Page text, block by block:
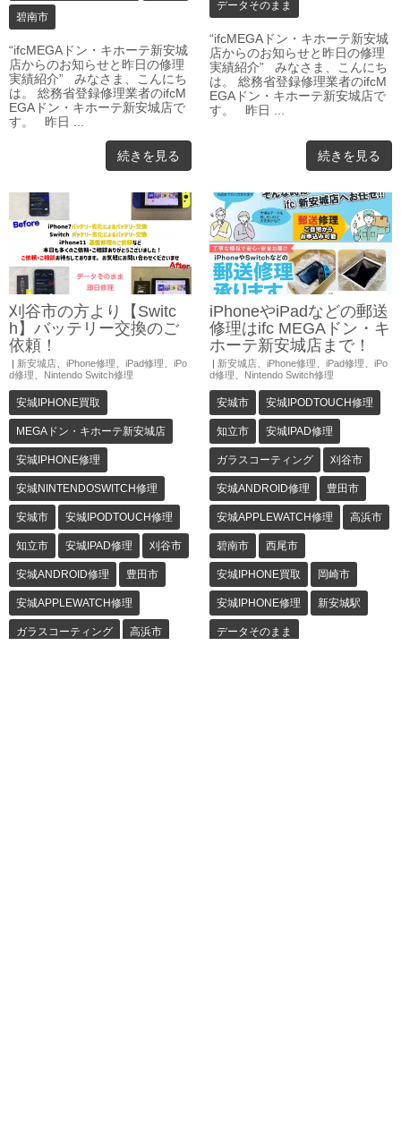
碧南市
“ifcMEGAドン・キホーテ新安城
店からのお知らせと昨日の修理
実績紹介” みなさま、こんにち
は。 総務省登録修理業者のifcM
EGAドン・キホーテ新安城店で
す。 昨日 ...
続きを見る
データそのまま
“ifcMEGAドン・キホーテ新安城
店からのお知らせと昨日の修理
実績紹介” みなさま、こんにち
は。 総務省登録修理業者のifcM
EGAドン・キホーテ新安城店で
す。 昨日 ...
続きを見る
刈谷市の方より【Switc
h】バッテリー交換のご
依頼！
| 新安城店 iPhone修理 iPad修理
iPo
d修理
Nintendo Switch修理
安城IPHONE買取
MEGAドン・キホーテ新安城店
安城IPHONE修理
安城NINTENDOSWITCH修理
安城市 安城IPODTOUCH修理
知立市 安城IPAD修理 刈谷市
安城ANDROID修理 豊田市
安城APPLEWATCH修理
ガラスコーティング 高浜市
iPhoneやiPadなどの郵送
修理はifc MEGAドン・キ
ホーテ新安城店まで！
| 新安城店 iPhone修理 iPad修理
iPo
d修理
Nintendo Switch修理
安城市 安城IPODTOUCH修理
知立市 安城IPAD修理
ガラスコーティング 刈谷市
安城ANDROID修理 豊田市
安城APPLEWATCH修理 高浜市
碧南市 西尾市
安城IPHONE買取 岡崎市
安城IPHONE修理 新安城駅
データそのまま